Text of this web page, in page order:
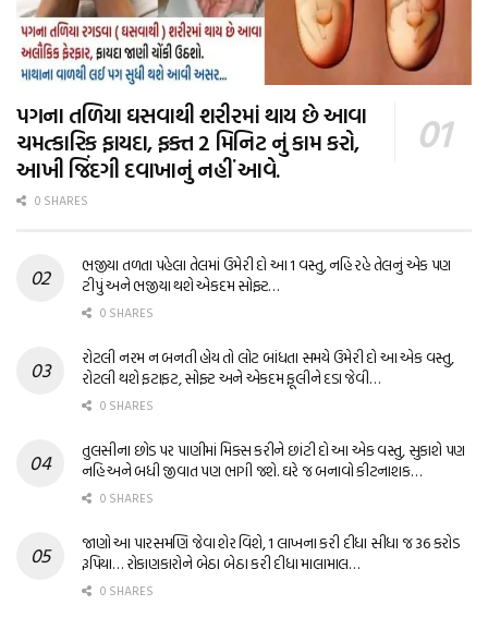
પગના તળિયા ઘસવાથી શરીરમાં થાય છે આવા
ચમત્કારિક ફાયદા, ફક્ત 2 મિનિટ નું કામ કરો,
આખી જિંદગી દવાખાનું નહીં આવે.
0 SHARES
ભજીયા તળતા પહેલા તેલમાં ઉમેરી દો આ 1 વસ્તુ, નહિ રહે તેલનું એક પણ
ટીપું અને ભજીયા થશે એકદમ સોફ્ટ…
0 SHARES
રોટલી નરમ ન બનતી હોય તો લોટ બાંધતા સમયે ઉમેરી દો આ એક વસ્તુ,
રોટલી થશે ફટાફટ, સોફ્ટ અને એકદમ ફૂલીને દડા જેવી…
0 SHARES
તુલસીના છોડ પર પાણીમાં મિક્સ કરીને છાંટી દો આ એક વસ્તુ, સુકાશે પણ
નહિ અને બધી જીવાત પણ ભાગી જશે. ઘરે જ બનાવો કીટનાશક…
0 SHARES
જાણો આ પારસમણિ જેવા શેર વિશે, 1 લાખના કરી દીધા સીધા જ 36 કરોડ
રૂપિયા… રોકાણકારોને બેઠા બેઠા કરી દીધા માલામાલ…
0 SHARES